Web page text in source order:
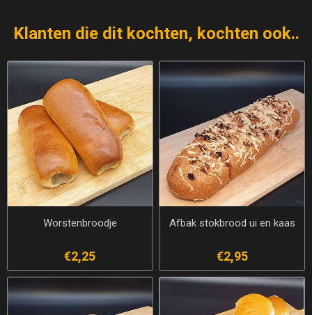
Klanten die dit kochten, kochten ook..
Worstenbroodje
€2,25
Afbak stokbrood ui en kaas
€2,95